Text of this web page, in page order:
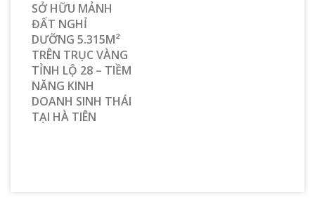
SỞ HỮU MẢNH
ĐẤT NGHỈ
DƯỠNG 5.315M²
TRÊN TRỤC VÀNG
TỈNH LỘ 28 – TIỀM
NĂNG KINH
DOANH SINH THÁI
TẠI HÀ TIÊN